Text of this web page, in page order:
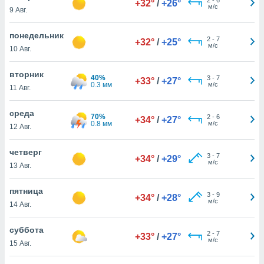
действия
рекламу
нашей
cookie
cookie
в
нашего
9 Авг.
+32° / +26°
м/с
понедельник
10 Авг.
+32° / +25° 2- 7
м/с
вторник
11 Авг.
40%
0.3 мм
+33° / +27° 3- 7
м/с
среда
12 Авг.
70%
0.8 мм
+34° / +27° 2- 6
м/с
четверг
13 Авг.
+34° / +29° 3- 7
м/с
пятница
14 Авг.
+34° / +28° 3- 9
м/с
суббота
15 Авг.
+33° / +27° 2- 7
м/с